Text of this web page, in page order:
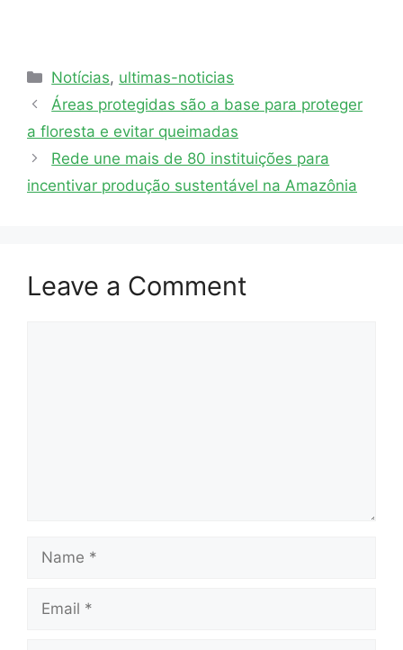
Notícias, ultimas-noticias
Áreas protegidas são a base para proteger
a floresta e evitar queimadas
Rede une mais de 80 instituições para
incentivar produção sustentável na Amazônia
Leave a Comment